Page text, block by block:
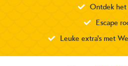
Ontdek het
Escape
Leuke extra's met